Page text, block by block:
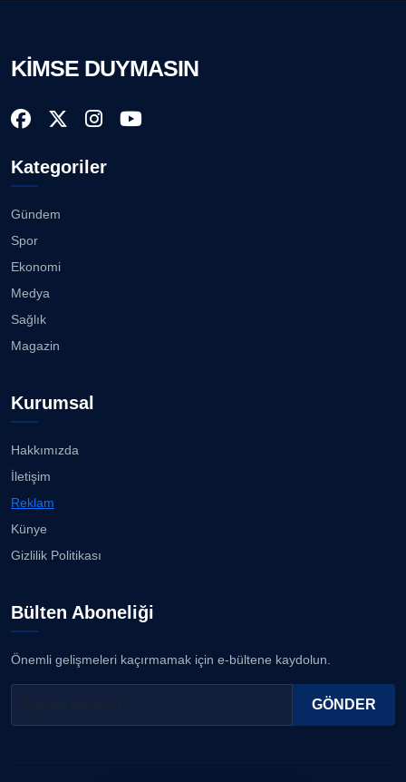
KİMSE DUYMASIN
Kategoriler
Gündem
Spor
Ekonomi
Medya
Sağlık
Magazin
Kurumsal
Hakkımızda
İletişim
Reklam
Künye
Gizlilik Politikası
Bülten Aboneliği
Önemli gelişmeleri kaçırmamak için e-bültene kaydolun.
GÖNDER